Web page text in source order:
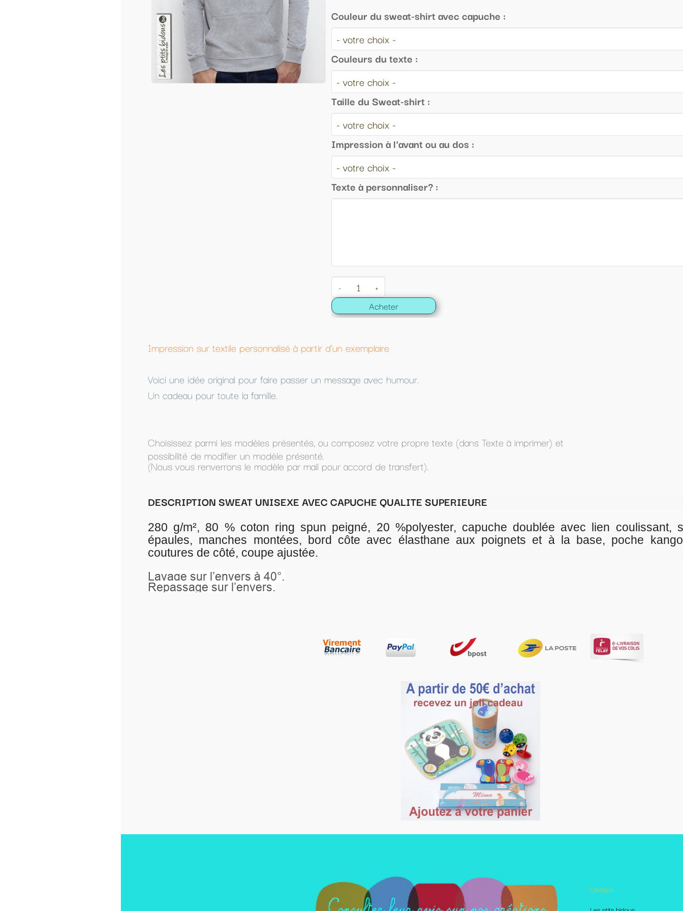
Autres pages disponibles
Couleur du sweat-shirt avec capuche :
Couleurs du texte :
Impression à l'avant ou au dos :
Impression sur textile personnalisé à partir d'un exemplaire
Voici une idée original pour faire passer un message avec humour.
Un cadeau pour toute la famille.
Choisissez parmi les modèles présentés, ou composez votre propre texte (dans Texte à imprimer) et
possibilité de modifier un modèle présenté.
(Nous vous renverrons le modèle par mail pour accord de transfert).
DESCRIPTION SWEAT UNISEXE AVEC CAPUCHE QUALITE SUPERIEURE
280 g/m², 80 % coton ring spun peigné, 20 %polyester, capuche doublée avec lien coulissant, surpiqûres aux
épaules, manches montées, bord côte avec élasthane aux poignets et à la base, poche kangourou plaquée,
coutures de côté, coupe ajustée.
Lavage sur l’envers à 40°.
Repassage sur l’envers.